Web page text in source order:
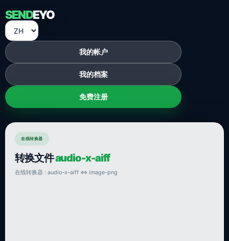
SENDEYO
我的帐户
我的档案
免费注册
在线转换器
转换文件audio-x-aiff
在线转换器 : audio-x-aiff ⇔ image-png